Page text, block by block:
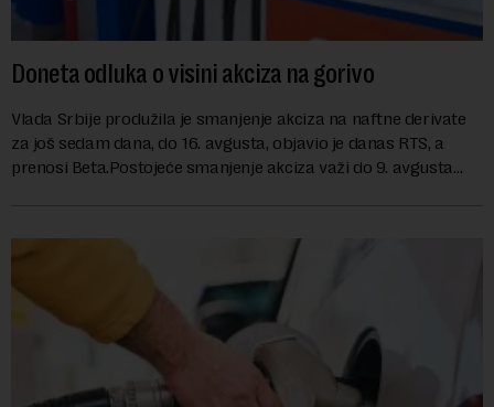
Doneta odluka o visini akciza na gorivo
Vlada Srbije produžila je smanjenje akciza na naftne derivate
za još sedam dana, do 16. avgusta, objavio je danas RTS, a
prenosi Beta.Postojeće smanjenje akciza važi do 9. avgusta